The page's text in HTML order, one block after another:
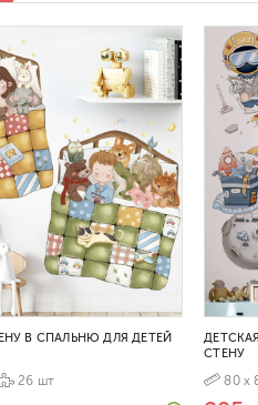
В СПАЛЬНЮ ДЛЯ ДЕТЕЙ
26 шт
СТЕНУ
80 х